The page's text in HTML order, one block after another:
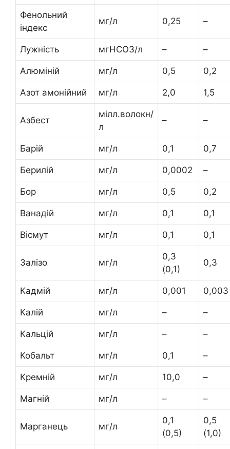
Фенольний
індекс
мг/л 0,25 –
Лужність мгНСО3/л – –
Алюміній мг/л 0,5 0,2
Азот амонійний мг/л 2,0 1,5
Азбест
мілл.волокн/
л
– –
Барій мг/л 0,1 0,7
Берилій мг/л 0,0002 –
Бор мг/л 0,5 0,2
Ванадій мг/л 0,1 0,1
Вісмут мг/л 0,1 0,1
Залізо мг/л
0,3
(0,1)
0,3
Кадмій мг/л 0,001 0,003
Калій мг/л – –
Кальцій мг/л – –
Кобальт мг/л 0,1 –
Кремній мг/л 10,0 –
Магній мг/л – –
Марганець мг/л
0,1
(0,5)
0,5
(1,0)